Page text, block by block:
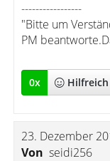
-----------------
"Bitte um
PM
0x Hilfreich
23. Dezember
Von seidi256